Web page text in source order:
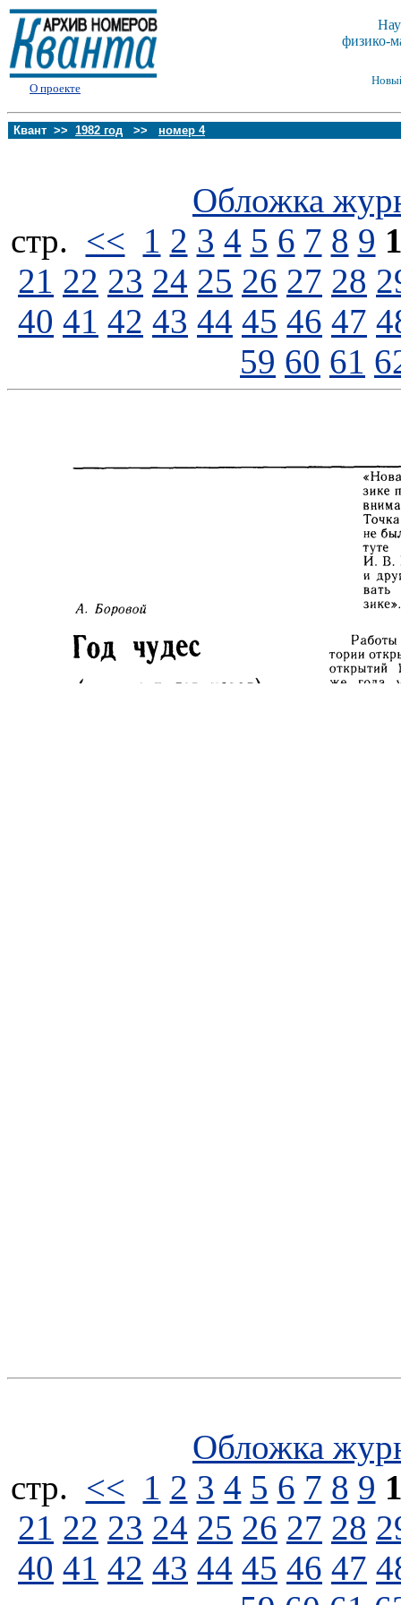
О проекте
физико-
Квант >> 1982 год >> номер 4
Обложка
стp. << 1 2 3 4 5 6 7 8 9
21 22 23 24 25 26 27 28
40 41 42 43 44 45 46 47
59 60 61
Обложка
стp. << 1 2 3 4 5 6 7 8 9
21 22 23 24 25 26 27 28
40 41 42 43 44 45 46 47